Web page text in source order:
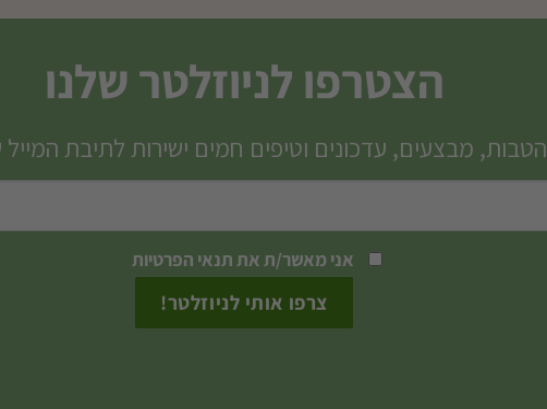
זה
מספר
ניתן
לבחור
בעמוד
הצטרפו לניוזלטר שלנו
הטבות, מבצעים, עדכונים וטיפים חמים ישירות לתיבת
אני מאשר/ת אתתנאי הפרטיות